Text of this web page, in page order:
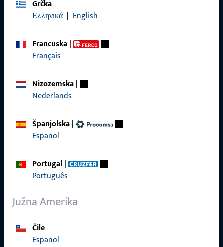
Grčka
Ελληνικά | English
Francuska|
Français
Nizozemska|
Nederlands
Španjolska|
Español
Portugal|
Português
Južna Amerika
Čile
Español
Impressum
Opći uvjeti poslovanja
Proizvodi
Karijera